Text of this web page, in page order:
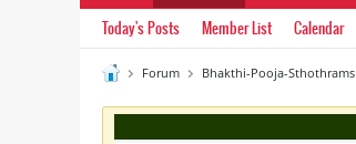
Today's Posts Member List Calendar
Forum Bhakthi-Pooja-Sthothrams